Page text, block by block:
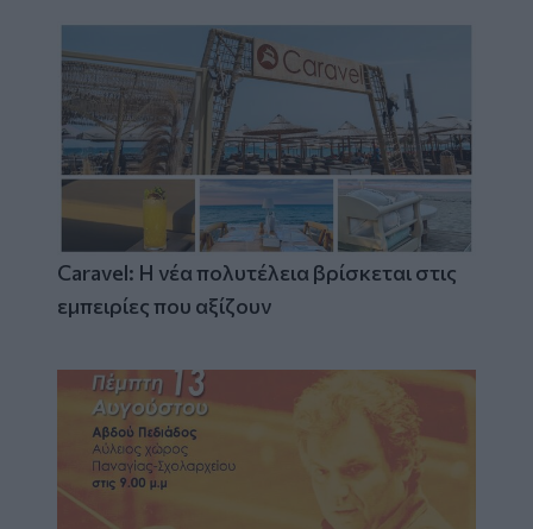
Caravel: Η νέα πολυτέλεια βρίσκεται στις
εμπειρίες που αξίζουν